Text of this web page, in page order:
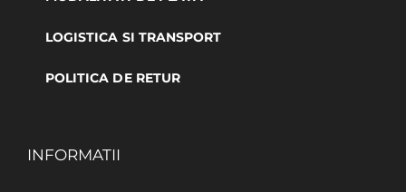
LOGISTICA SI TRANSPORT
POLITICA DE RETUR
INFORMATII